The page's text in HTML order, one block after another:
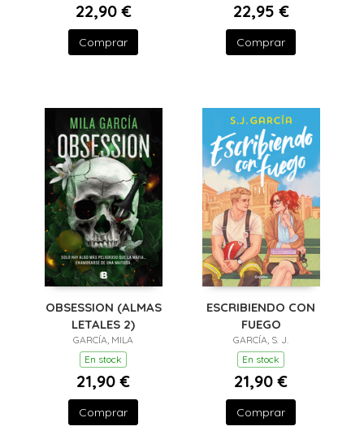
22,90 €
Comprar
22,95 €
Comprar
OBSESSION (ALMAS
LETALES 2)
GARCÍA, MILA
En stock
21,90 €
Comprar
ESCRIBIENDO CON
FUEGO
GARCÍA, S. J.
En stock
21,90 €
Comprar